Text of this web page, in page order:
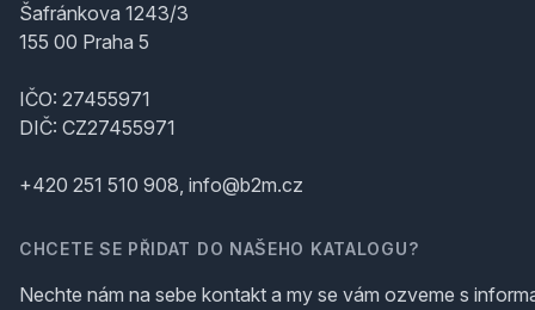
Šafránkova 1243/3
155 00 Praha 5
IČO: 27455971
DIČ: CZ27455971
+420 251 510 908, info@b2m.cz
CHCETE SE PŘIDAT DO NAŠEHO KATALOGU?
Nechte nám na sebe kontakt a my se vám ozveme s